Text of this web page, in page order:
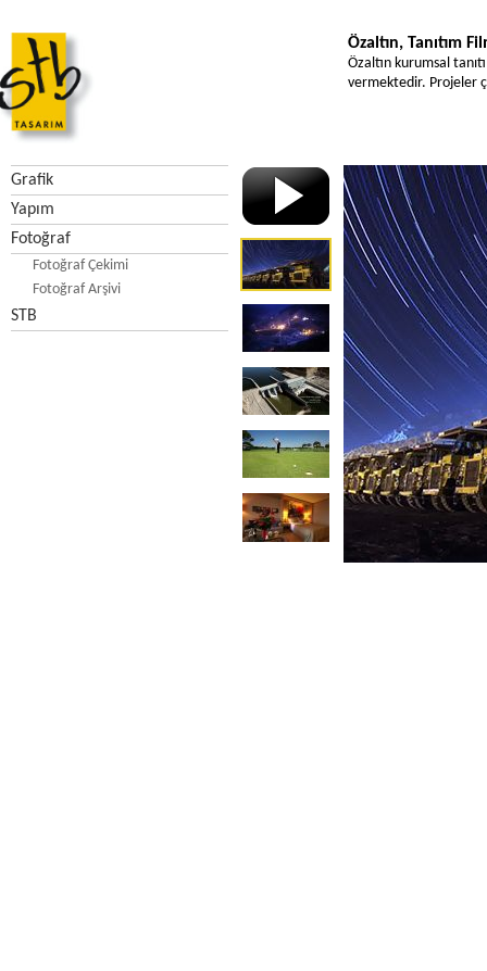
Özaltın, Tanıtım
Özaltın kurumsal
vermektedir. Projeler
Grafik
Yapım
Fotoğraf
Fotoğraf Çekimi
Fotoğraf Arşivi
STB